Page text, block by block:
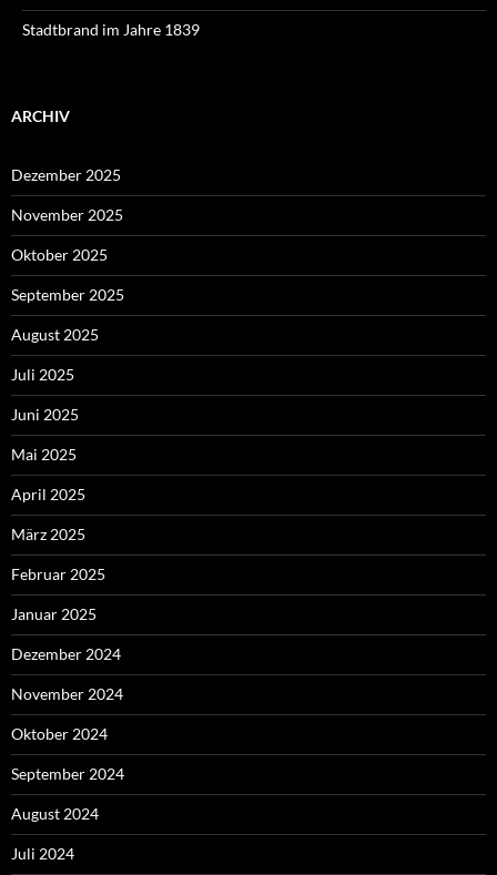
Stadtbrand im Jahre 1839
ARCHIV
Dezember 2025
November 2025
Oktober 2025
September 2025
August 2025
Juli 2025
Juni 2025
Mai 2025
April 2025
März 2025
Februar 2025
Januar 2025
Dezember 2024
November 2024
Oktober 2024
September 2024
August 2024
Juli 2024